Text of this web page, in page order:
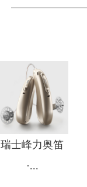
瑞士峰力奥笛
·...